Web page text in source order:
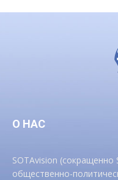
О НАС
SOTAvision
общественно-